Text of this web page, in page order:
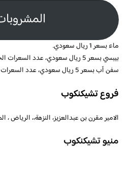
ماء بسعر 1 ريال سعودي.
بيبسي بسعر 5 ريال سعودي، عدد السعرات الحرارية 105 سعرة حرارية
سفن آب بسعر 5 ريال سعودي، عدد السعرات الحرارية 48 سعرة حرارية
فروع تشيكنكوب
الامير مقرن بن عبدالعزيز، النزهة،، الرياض ،
منيو تشيكنكوب